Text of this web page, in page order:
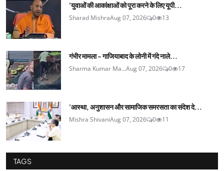
'युवाओं की आकांक्षाओं को पूरा करने के लिए यूपी...
Sharad MishraAug 07, 2026 0 13
गंभीर मामला - गाजियाबाद के लोनी में गंदे नाले...
Sharma Kumar Ma...Aug 07, 2026 0 17
'आस्था, अनुशासन और सामाजिक समरसता का संदेश दे...
Mishra ShivaniAug 07, 2026 0 11
TAGS